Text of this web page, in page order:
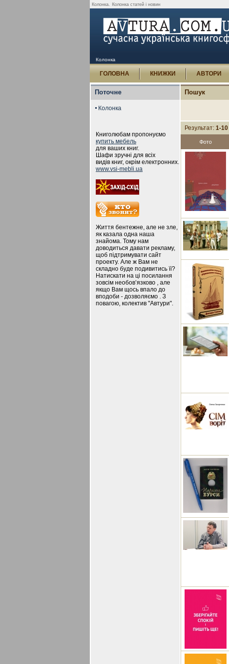
Колонка. Колонка статей і новин
Колонка
ГОЛОВНА КНИЖКИ АВТОРИ
Поточне
Колонка
Книголюбам пропонуємо
купить мебель
для ваших книг.
Шафи зручні для всіх
видів книг, окрім електронних.
www.vsi-mebli.ua
Життя бентежне, але не зле,
як казала одна наша
знайома. Тому нам
доводиться давати рекламу,
щоб підтримувати сайт
проекту. Але ж Вам не
складно буде подивитись її?
Натискати на ці посилання
зовсім необов’язково , але
якщо Вам щось впало до
вподоби - дозволяємо . З
повагою, колектив "Автури".
Пошук
Результат: 1-10
Фото